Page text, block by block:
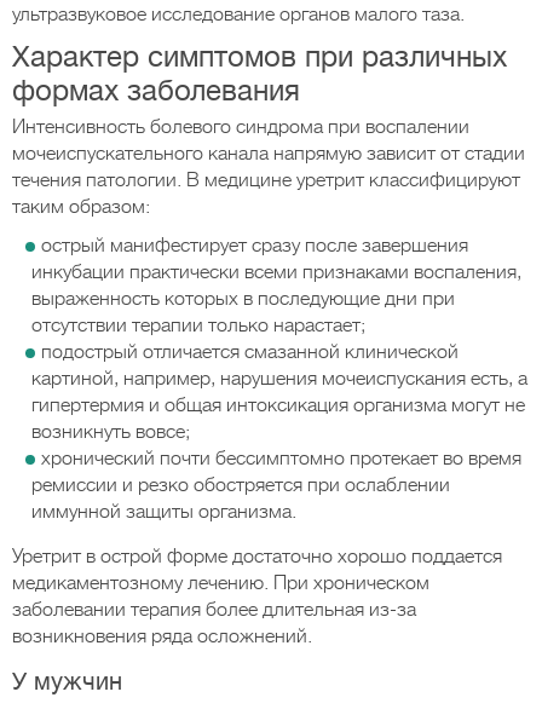
ультразвуковое исследование органов малого таза.
Характер симптомов при различных
формах заболевания
Интенсивность болевого синдрома при воспалении
мочеиспускательного канала напрямую зависит от стадии
течения патологии. В медицине уретрит классифицируют
таким образом:
острый манифестирует сразу после завершения
инкубации практически всеми признаками воспаления,
выраженность которых в последующие дни при
отсутствии терапии только нарастает;
подострый отличается смазанной клинической
картиной, например, нарушения мочеиспускания есть, а
гипертермия и общая интоксикация организма могут не
возникнуть вовсе;
хронический почти бессимптомно протекает во время
ремиссии и резко обостряется при ослаблении
иммунной защиты организма.
Уретрит в острой форме достаточно хорошо поддается
медикаментозному лечению. При хроническом
заболевании терапия более длительная из-за
возникновения ряда осложнений.
У мужчин